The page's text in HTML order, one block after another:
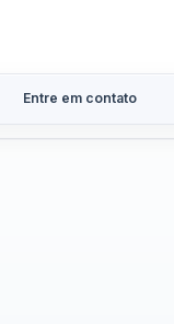
Entre em contato